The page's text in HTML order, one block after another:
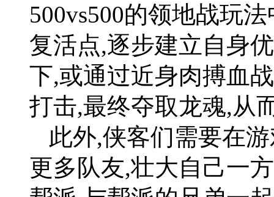
500vs500的领地战玩
复活点,逐步建立自身
下,或通过近身肉搏血
打击,最终夺取龙魂,从
此外,侠客们需要在
更多队友,壮大自己一